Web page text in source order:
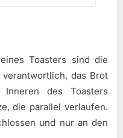
Toasters sind die
das Brot
des Toasters
die parallel verlaufen.
und nur an den